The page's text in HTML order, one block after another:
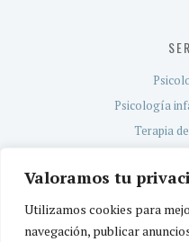
Valoramos tu
Utilizamos cookies para
navegación, publicar
Psicología
Terapia